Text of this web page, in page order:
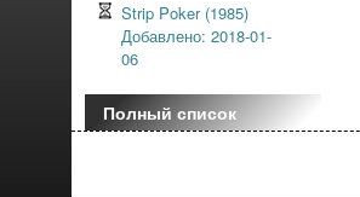
Strip Poker (1985)
Добавлено: 2018-01-
06
Полный список